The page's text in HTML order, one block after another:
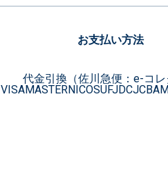
お支払い方法
代金引換（佐川急便：e-コレ
VISAMASTERNICOSUFJDCJCB